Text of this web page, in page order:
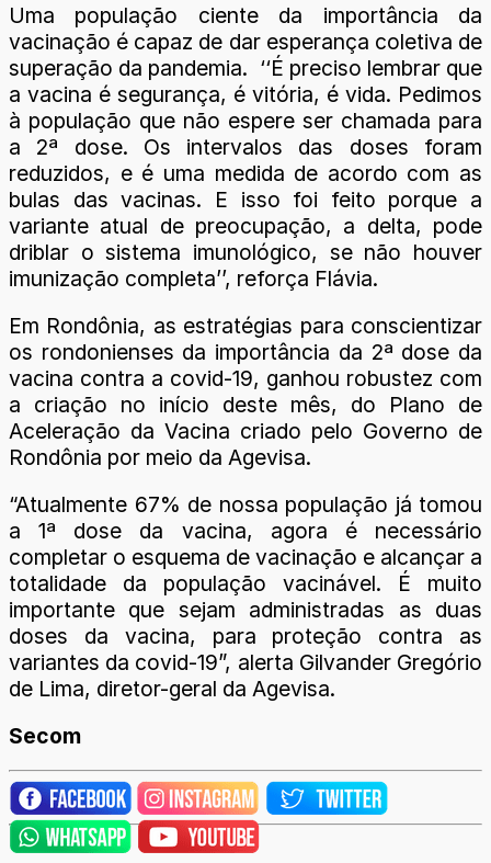
Uma população ciente da importância da
vacinação é capaz de dar esperança coletiva de
superação da pandemia. ‘‘É preciso lembrar que
a vacina é segurança, é vitória, é vida. Pedimos
à população que não espere ser chamada para
a 2ª dose. Os intervalos das doses foram
reduzidos, e é uma medida de acordo com as
bulas das vacinas. E isso foi feito porque a
variante atual de preocupação, a delta, pode
driblar o sistema imunológico, se não houver
imunização completa’’, reforça Flávia.
Em Rondônia, as estratégias para conscientizar
os rondonienses da importância da 2ª dose da
vacina contra a covid-19, ganhou robustez com
a criação no início deste mês, do Plano de
Aceleração da Vacina criado pelo Governo de
Rondônia por meio da Agevisa.
“Atualmente 67% de nossa população já tomou
a 1ª dose da vacina, agora é necessário
completar o esquema de vacinação e alcançar a
totalidade da população vacinável. É muito
importante que sejam administradas as duas
doses da vacina, para proteção contra as
variantes da covid-19”, alerta Gilvander Gregório
de Lima, diretor-geral da Agevisa.
Secom